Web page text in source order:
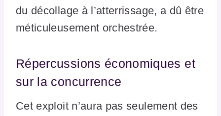
du décollage à l’atterrissage, a dû être
méticuleusement orchestrée.
Répercussions économiques et
sur la concurrence
Cet exploit n’aura pas seulement des